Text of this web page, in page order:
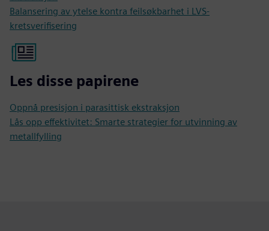
Balansering av ytelse kontra feilsøkbarhet i LVS-
kretsverifisering
Les disse papirene
Oppnå presisjon i parasittisk ekstraksjon
Lås opp effektivitet: Smarte strategier for utvinning av
metallfylling